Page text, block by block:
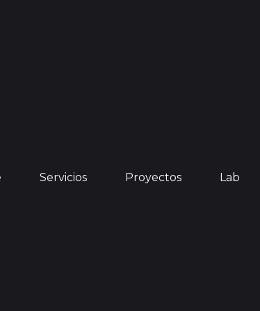
Servicios Proyectos Lab